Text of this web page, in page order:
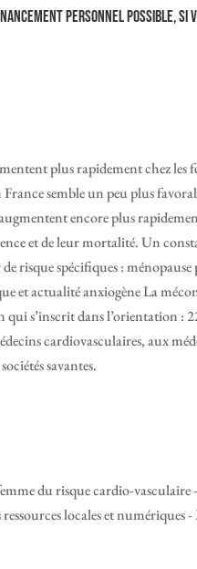
personnel possible, si
plus rapidement chez les
France semble un peu plus
encore plus
et de leur mortalité. Un
risque spécifiques :
et actualité anxiogène La
s’inscrit dans l’orientation :
cardiovasculaires, aux
savantes.
du risque cardio-
locales et numériques